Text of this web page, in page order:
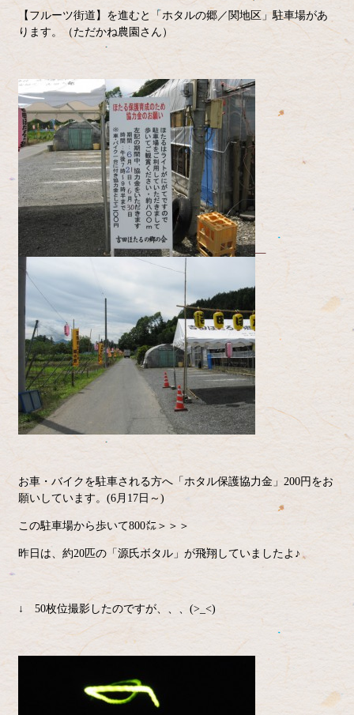
【フルーツ街道】を進むと「ホタルの郷／関地区」駐車場があ
ります。（ただかね農園さん）
お車・バイクを駐車される方へ「ホタル保護協力金」200円をお
願いしています。(6月17日～)
この駐車場から歩いて800㍍＞＞＞
昨日は、約20匹の「源氏ボタル」が飛翔していましたよ♪
↓ 50枚位撮影したのですが、、、(>_<)